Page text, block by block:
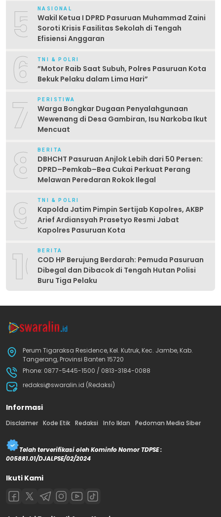
5 NASIONAL
Wakil Ketua I DPRD Pasuruan Muhammad Zaini
Soroti Krisis Fasilitas Sekolah di Tengah
Efisiensi Anggaran
6 TNI & POLRI
‎”Motor Raib Saat Subuh, Polres Pasuruan Kota
Bekuk Pelaku dalam Lima Hari” ‎
7 PERISTIWA
Warga Bongkar Dugaan Penyalahgunaan
Wewenang di Desa Gambiran, Isu Narkoba Ikut
Mencuat
8 BERITA
DBHCHT Pasuruan Anjlok Lebih dari 50 Persen:
DPRD–Pemkab–Bea Cukai Perkuat Perang
Melawan Peredaran Rokok Ilegal
9 TNI & POLRI
Kapolda Jatim Pimpin Sertijab Kapolres, AKBP
Arief Ardiansyah Prasetyo Resmi Jabat
Kapolres Pasuruan Kota
10BERITA
COD HP Berujung Berdarah: Pemuda Pasuruan
Dibegal dan Dibacok di Tengah Hutan Polisi
Buru Tiga Pelaku
Perum Tigaraksa Residence, Kel. Kutruk, Kec. Jambe, Kab.
Tangerang, Provinsi Banten 15720
Phone: 0877-5445-1500 / 0813-3184-0088
redaksi@swaralin.id (Redaksi)
Informasi
Disclaimer Kode Etik Redaksi Info Iklan Pedoman Media Siber
Telah terverifikasi oleh Kominfo Nomor TDPSE :
005881.01/DJALPSE/02/2024
Ikuti Kami